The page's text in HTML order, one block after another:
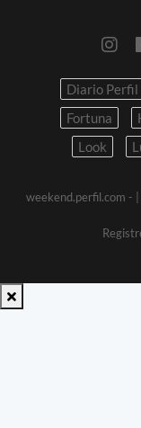
Diario Perfil
Fortuna
Look
weekend.perfil.com -